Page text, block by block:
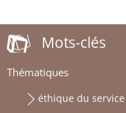
Mots-clés
Thématiques
éthique du